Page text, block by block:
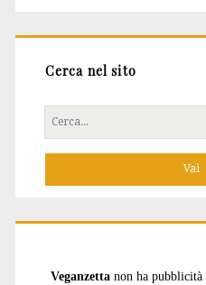
Cerca nel sito
Cerca
per:
Veganzetta non ha